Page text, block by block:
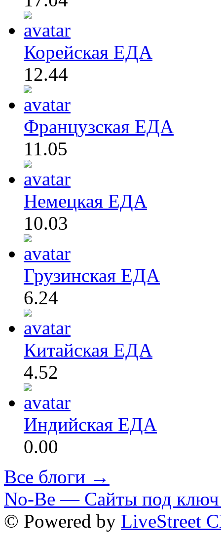
Корейская ЕДА
12.44
Французская ЕДА
11.05
Немецкая ЕДА
10.03
Грузинская ЕДА
6.24
Китайская ЕДА
4.52
Индийская ЕДА
0.00
Все блоги →
No-Be — Сайты под ключ
© Powered by LiveStreet